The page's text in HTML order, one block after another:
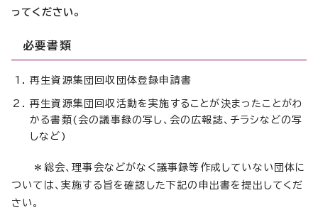
ってください。
必要書類
再生資源集団回収団体登録申請書
再生資源集団回収活動を実施することが決まったことがわ
かる書類(会の議事録の写し、会の広報誌、チラシなどの写
しなど)
＊総会、理事会などがなく議事録等作成していない団体に
ついては、実施する旨を確認した下記の申出書を提出してくだ
さい。